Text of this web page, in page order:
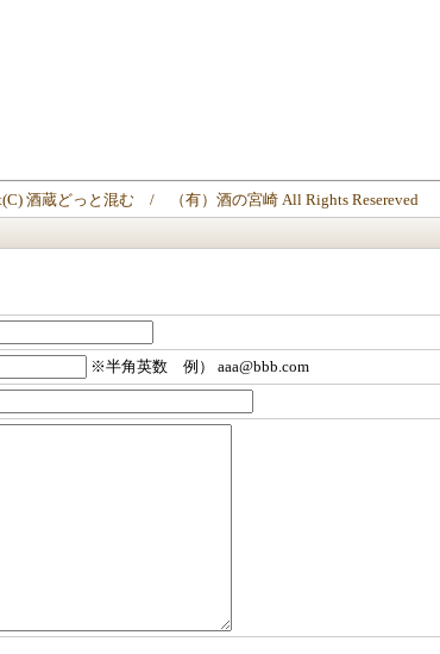
酒蔵どっと混む / （有）酒の宮崎 All Rights Resereved
※半角英数 例） aaa@bbb.com